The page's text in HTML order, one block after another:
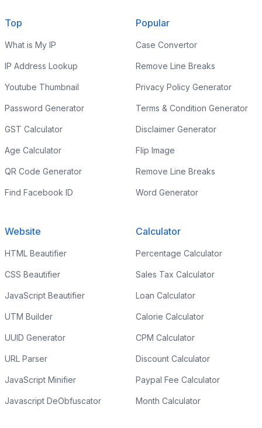
Top
What is My IP
IP Address Lookup
Youtube Thumbnail
Password Generator
GST Calculator
Age Calculator
QR Code Generator
Find Facebook ID
Popular
Case Convertor
Remove Line Breaks
Privacy Policy Generator
Terms & Condition Generator
Disclaimer Generator
Flip Image
Remove Line Breaks
Word Generator
Website
HTML Beautifier
CSS Beautifier
JavaScript Beautifier
UTM Builder
UUID Generator
URL Parser
JavaScript Minifier
Javascript DeObfuscator
Calculator
Percentage Calculator
Sales Tax Calculator
Loan Calculator
Calorie Calculator
CPM Calculator
Discount Calculator
Paypal Fee Calculator
Month Calculator